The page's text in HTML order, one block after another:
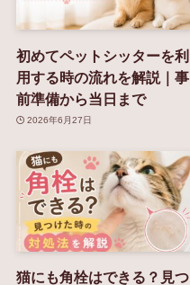
初めてペットシッターを利
用する時の流れを解説｜事
前準備から当日まで
2026年6月27日
猫にも角栓はできる？見つ